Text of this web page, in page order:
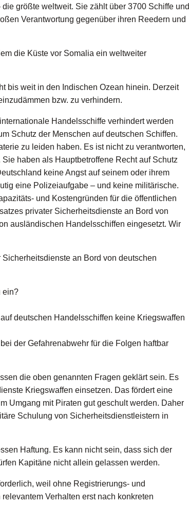
größte weltweit. Sie zählt über 3700 Schiffe und
Verantwortung gegenüber ihren Reedern und
die Küste vor Somalia ein weltweiter
bis weit in den Indischen Ozean hinein. Derzeit
bzw. zu verhindern.
Handelsschiffe verhindert werden
Schutz der Menschen auf deutschen Schiffen.
zu leiden haben. Es ist nicht zu verantworten,
haben als Hauptbetroffene Recht auf Schutz
keine Angst auf seinem oder ihrem
eine Polizeiaufgabe – und keine militärische.
und Kostengründen für die öffentlichen
privater Sicherheitsdienste an Bord von
ausländischen Handelsschiffen eingesetzt. Wir
an Bord von deutschen
ein?
deutschen Handelsschiffen keine Kriegswaffen
der Gefahrenabwehr für die Folgen haftbar
die oben genannten Fragen geklärt sein. Es
Kriegswaffen einsetzen. Das fördert eine
Umgang mit Piraten gut geschult werden. Daher
Schulung von Sicherheitsdienstleistern in
Haftung. Es kann nicht sein, dass sich der
Kapitäne nicht allein gelassen werden.
weil ohne Registrierungs- und
Verhalten erst nach konkreten